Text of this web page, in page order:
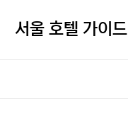
서울 호텔 가이드